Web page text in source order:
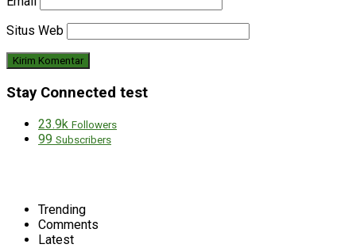
Situs Web
Stay Connected test
23.9k Followers
99 Subscribers
Trending
Comments
Latest